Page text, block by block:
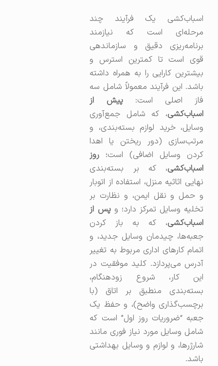
اسباب‌کشی یک فرآیند چند
مرحله‌ای است که نیازمند
برنامه‌ریزی دقیق و سازماندهی
قوی است تا کمترین استرس و
بیشترین کارایی را به همراه داشته
باشد. این فرآیند معمولاً شامل سه
فاز اصلی است:پیش از
اسباب‌کشی، که شامل جمع‌آوری
وسایل، خرید لوازم بسته‌بندی، و
مرتب‌سازی (دور ریختن یا اهدا
کردن وسایل اضافی) است؛روز
اسباب‌کشی، که بر بسته‌بندی
نهایی اثاثیه منزل، استفاده از اتوبار
و حمل و نقل ایمن، و نظارت بر
تخلیه وسایل تمرکز دارد؛ وپس از
اسباب‌کشی، که به باز کردن
جعبه‌ها، چیدمان وسایل جدید، و
اتمام کارهای اداری مربوط به تغییر
آدرس می‌پردازد. کلید موفقیت در
این کار، شروع زودهنگام،
بسته‌بندی منطبق بر اتاق (با
برچسب‌گذاری واضح)، و حفظ یک
جعبه “ضروریات روز اول” است که
شامل وسایل مورد نیاز فوری مانند
شارژرها، و لوازم و وسایل بهداشتی
باشد.